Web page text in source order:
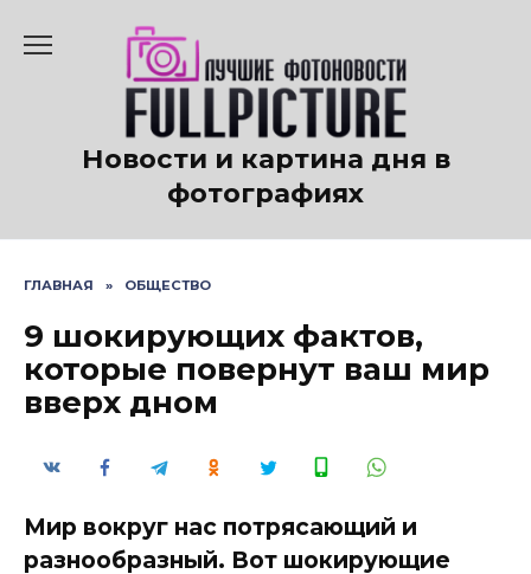
содержанию
Новости и картина дня в
фотографиях
ГЛАВНАЯ » ОБЩЕСТВО
9 шокирующих фактов,
которые повернут ваш мир
вверх дном
Мир вокруг нас потрясающий и
разнообразный. Вот шокирующие